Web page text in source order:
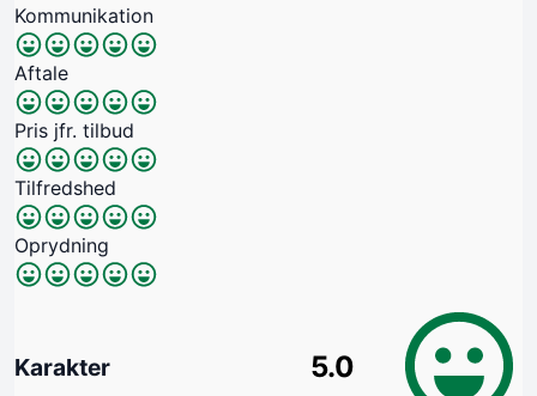
Kommunikation
Aftale
Pris jfr. tilbud
Tilfredshed
Oprydning
Karakter 5.0